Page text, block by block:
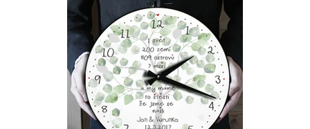
Dostupnost:
Skladem